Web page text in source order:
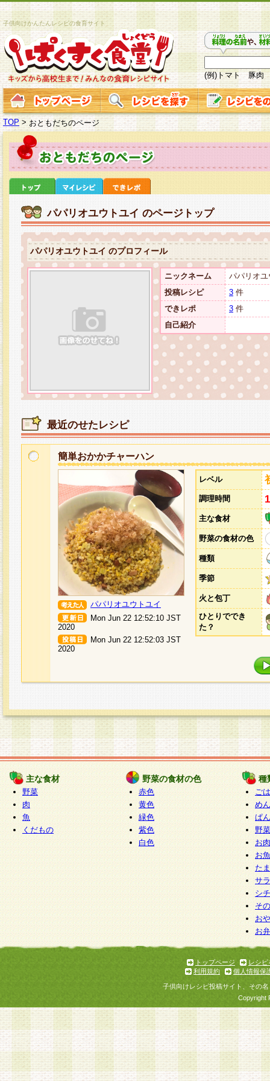
子供向けかんたんレシピの食育サイト
(例)トマト 豚肉
TOP >おともだちのページ
パパリオユウトユイ のページトップ
パパリオユウトユイ のプロフィール
ニックネーム
パパリオ
投稿レシピ
3 件
できレポ
3 件
自己紹介
最近のせたレシピ
簡単おかかチャーハン
パパリオユウトユイ
Mon Jun 22 12:52:10 JST
2020
Mon Jun 22 12:52:03 JST
2020
レベル
調理時間
主な食材
野菜の食材の色
種類
季節
火と包丁
ひとりででき
た？
主な食材
野菜
肉
魚
くだもの
野菜の食材の色
赤色
黄色
緑色
紫色
白色
種
ご
めん
ぱん
野
お
お
た
サ
シ
そ
お
お
トップページ
レシピ
利用規約
個人情報保
子供向けレシピ投稿サイト、その
Copyright